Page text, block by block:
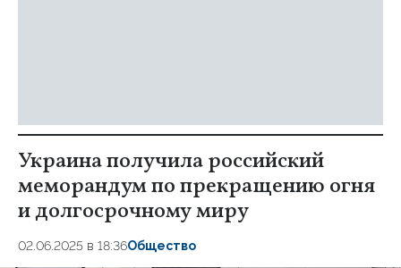
Украина получила российский
меморандум по прекращению огня
и долгосрочному миру
02.06.2025 в 18:36Общество